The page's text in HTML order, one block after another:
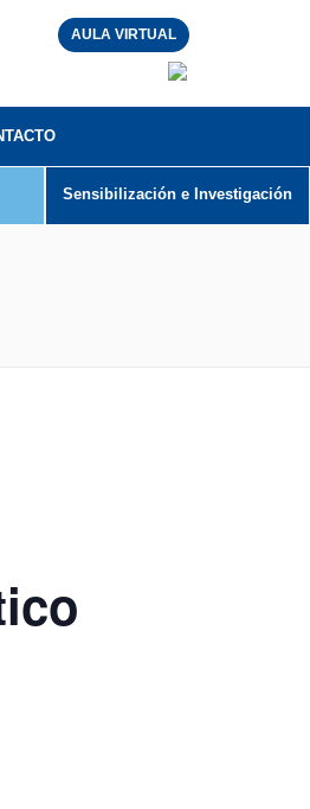
AULA VIRTUAL
Sensibilización e Investigación